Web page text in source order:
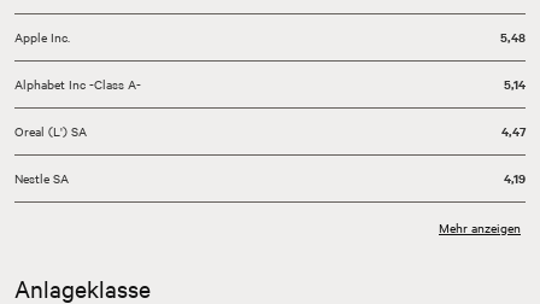
Apple Inc. 5,48
Alphabet Inc -Class A- 5,14
Oreal (L') SA 4,47
Nestle SA 4,19
3,92
Mehr anzeigen
Anlageklasse